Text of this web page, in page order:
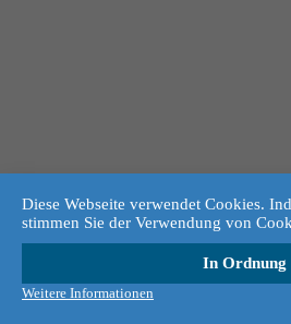
Diese Webseite verwendet Cookies.
stimmen Sie der Verwendung von
In Ordnung
Weitere Informationen